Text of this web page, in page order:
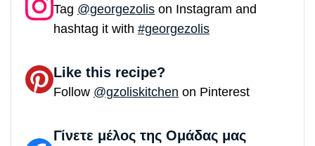
Tag @georgezolis on Instagram and
hashtag it with #georgezolis
Like this recipe?
Follow @gzoliskitchen on Pinterest
Γίνετε μέλος της Ομάδας μας